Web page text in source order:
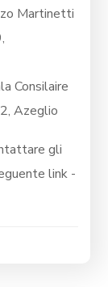
Martinetti
Consilaire
Azeglio
gli
link -